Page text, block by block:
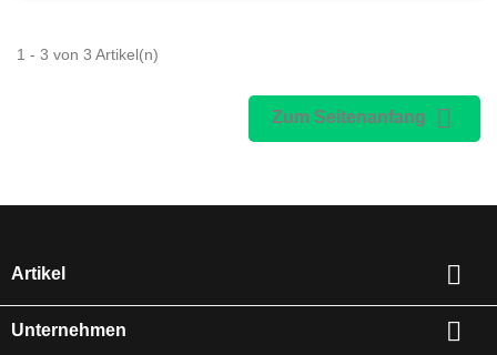
1 - 3 von 3 Artikel(n)
Zum Seitenanfang 
Artikel 
Unternehmen 